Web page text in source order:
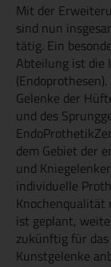
Mit der
sind nun
tätig. Ein
Abteilung ist die
Gelenke der
und des
dem Gebiet der
und
individuelle
Knochenqualität
ist geplant,
zukünftig für
Kunstgelenke